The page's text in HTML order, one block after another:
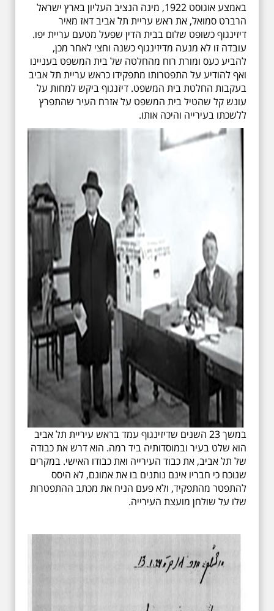
באמצע אוגוסט 1922, מינה הנציב העליון בארץ ישראל
הרברט סמואל, את ראש עריית תל אביב דאז מאיר
דיזינגוף כשופט שלום בבית הדין שפעל מטעם עריית יפו.
עובדה זו לא מנעה מדיזינגוף כשנה וחצי לאחר מכן,
להביע כעס ומורת רוח מהחלטה של בית המשפט בעניינו
ואף להודיע על התפטרותו מתפקידו כראש עריית תל אביב
בעקבות החלטת בית המשפט. דיזנגוף ביקש למחות על
עונש קל שהטיל בית המשפט על אזרח העיר שהתפרץ
ללשכתו בעירייה והיכה אותו.
במשך 23 השנים שדיזינגוף עמד בראש עיריית תל אביב
הוא שלט בעיר ובמוסדותיה ביד רמה. הוא דרש את כבודה
של תל אביב, את כבוד העירייה ואת כבודו האישי. במקרים
שנוכח כי חבריו אינם נותנים בו את אמונם, לא היסס
להתפטר מהתפקיד, ולא פעם הניח את מכתב ההתפטרות
שלו על שולחן מועצת העירייה.